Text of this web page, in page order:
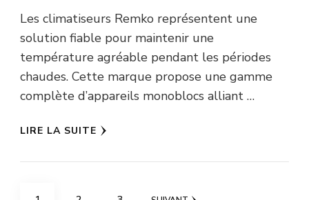
Les climatiseurs Remko représentent une
solution fiable pour maintenir une
température agréable pendant les périodes
chaudes. Cette marque propose une gamme
complète d’appareils monoblocs alliant …
LIRE LA SUITE